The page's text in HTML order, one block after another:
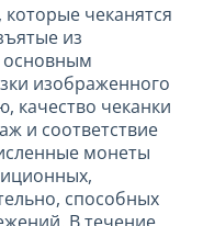
чеканятся
из
основным
изображенного
качество чеканки
и соответствие
монеты
способных